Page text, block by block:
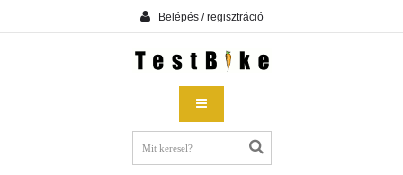
Belépés / regisztráció